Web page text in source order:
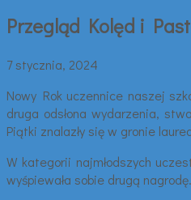
Przegląd Kolęd i
7 stycznia, 2024
Nowy Rok uczennice naszej
druga odsłona wydarzenia,
Piątki znalazły się w gronie
W kategorii najmłodszych
wyśpiewała sobie drugą nagrodę.